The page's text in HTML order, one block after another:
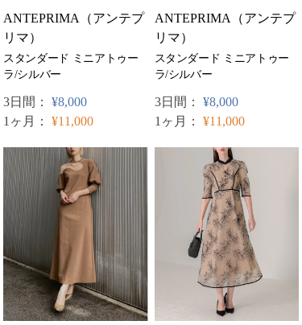
ANTEPRIMA（アンテプ
リマ）
スタンダード ミニアトゥー
ラ/シルバー
3日間： ¥8,000
1ヶ月： ¥11,000
ANTEPRIMA（アンテプ
リマ）
スタンダード ミニアトゥー
ラ/シルバー
3日間： ¥8,000
1ヶ月： ¥11,000